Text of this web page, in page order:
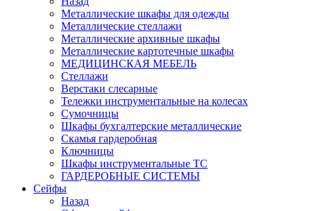
Металлические шкафы для одежды
Металлические стеллажи
Металлические архивные шкафы
Металлические картотечные шкафы
МЕДИЦИНСКАЯ МЕБЕЛЬ
Стеллажи
Верстаки слесарные
Тележки инструментальные на колесах
Сумочницы
Шкафы бухгалтерские металлические
Скамья гардеробная
Ключницы
Шкафы инструментальные ТС
ГАРДЕРОБНЫЕ СИСТЕМЫ
Сейфы
Назад